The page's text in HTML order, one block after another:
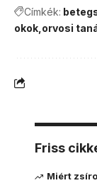
Címkék:
okok orvosi
Friss
Miért